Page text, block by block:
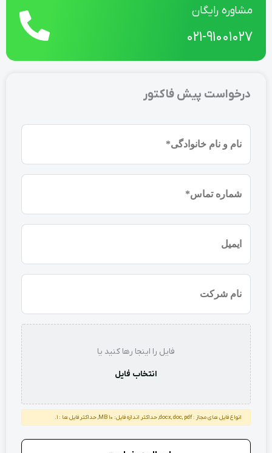
مشاوره رایگان
021-91001027
درخواست پیش فاکتور
نام
(ضروری)
موبایل
(ضروری)
شرکت
استعلام
فایل را اینجا رها کنید یا
انتخاب فایل
انواع فایل های مجاز : docx, doc, pdf, حداکثر اندازه فایل: 10 MB, حداکثر فایل ها : 1.